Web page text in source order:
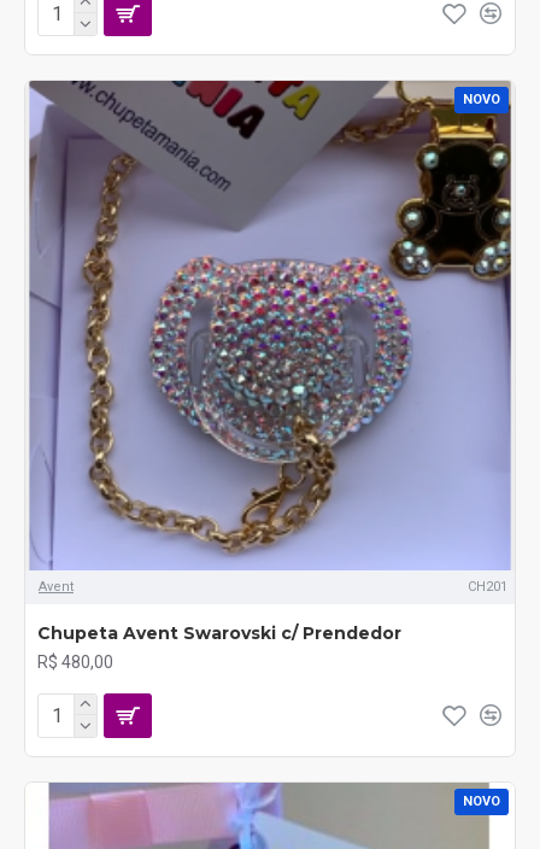
NOVO
Avent CH201
Chupeta Avent Swarovski c/ Prendedor
R$ 480,00
NOVO